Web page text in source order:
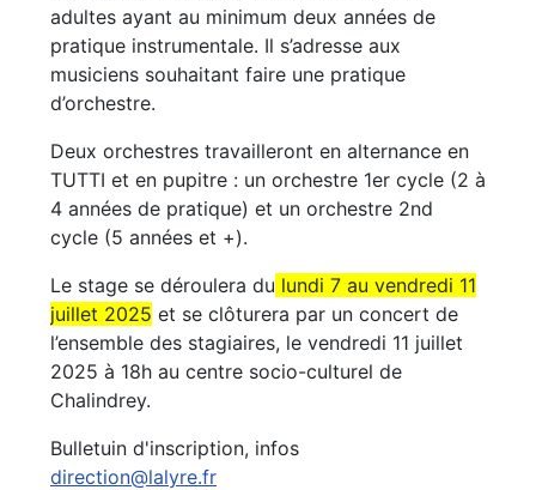
adultes ayant au minimum deux années de
pratique instrumentale. Il s’adresse aux
musiciens souhaitant faire une pratique
d’orchestre.
Deux orchestres travailleront en alternance en
TUTTI et en pupitre : un orchestre 1er cycle (2 à
4 années de pratique) et un orchestre 2nd
cycle (5 années et +).
Le stage se déroulera du lundi 7 au vendredi 11
juillet 2025 et se clôturera par un concert de
l’ensemble des stagiaires, le vendredi 11 juillet
2025 à 18h au centre socio-culturel de
Chalindrey.
Bulletuin d'inscription, infos
direction@lalyre.fr